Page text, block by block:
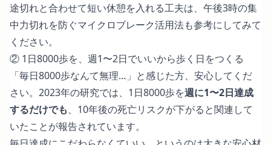
途切れと合わせて短い休憩を入れる工夫は、 午後3時の集
中力切れを防ぐマイクロブレーク活用法も参考にしてみて
ください。
② 1日8000歩を、週1〜2日でいいから歩く日をつくる
「毎日8000歩なんて無理…」と感じた方、安心してくだ
さい。 2023年の研究では、1日8000歩を週に1〜2日達成
するだけでも、10年後の死亡リスクが下がると関連して
いたことが報告されています。